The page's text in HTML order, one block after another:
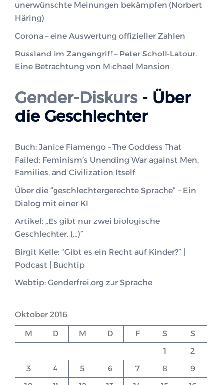
unerwünschte Meinungen bekämpfen (Norbert
Häring)
Corona – eine Auswertung offizieller Zahlen
Russland im Zangengriff – Peter Scholl-Latour.
Eine Betrachtung von Michael Mansion
Gender-Diskurs- Über
die Geschlechter
Buch: Janice Fiamengo – The Goddess That
Failed: Feminism’s Unending War against Men,
Families, and Civilization Itself
Über die “geschlechtergerechte Sprache” – Ein
Dialog mit einer KI
Artikel: „Es gibt nur zwei biologische
Geschlechter. (…)”
Birgit Kelle: “Gibt es ein Recht auf Kinder?” |
Podcast | Buchtip
Webtip: Genderfrei.org zur Sprache
Oktober 2016
M D M D F S
S
1
2
3
4 5 6 7 8
9